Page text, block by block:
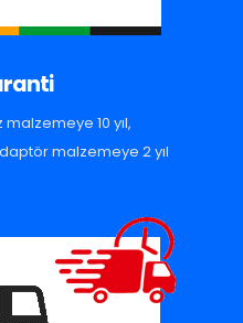
10 yıl,
malzemeye 2 yıl